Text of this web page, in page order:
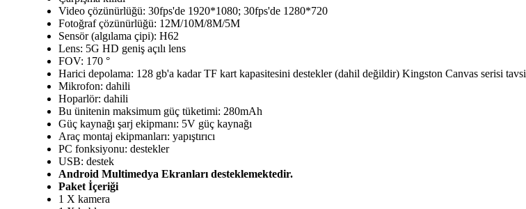
Video çözünürlüğü: 30fps'de 1920*1080; 30fps'de 1280*720
Fotoğraf çözünürlüğü: 12M/10M/8M/5M
Sensör (algılama çipi): H62
Lens: 5G HD geniş açılı lens
FOV: 170 °
Harici depolama: 128 gb'a kadar TF kart kapasitesini destekler (dahil değildir) Kingston Canvas serisi
Mikrofon: dahili
Hoparlör: dahili
Bu ünitenin maksimum güç tüketimi: 280mAh
Güç kaynağı şarj ekipmanı: 5V güç kaynağı
Araç montaj ekipmanları: yapıştırıcı
PC fonksiyonu: destekler
USB: destek
Android Multimedya Ekranları desteklemektedir.
Paket İçeriği
1 X kamera